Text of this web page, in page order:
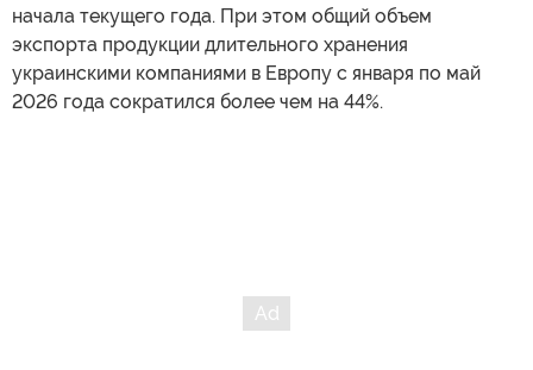
начала текущего года. При этом общий объем
экспорта продукции длительного хранения
украинскими компаниями в Европу с января по май
2026 года сократился более чем на 44%.